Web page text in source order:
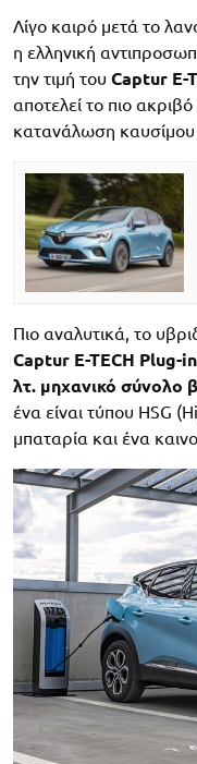
Λίγο καιρό μετά το
η ελληνική
την τιμή του Captur E-
αποτελεί το πιο
κατανάλωση
Πιο αναλυτικά, το
Captur E-TECH Plug-
λτ. μηχανικό σύνολο
ένα είναι τύπου HSG
μπαταρία και ένα